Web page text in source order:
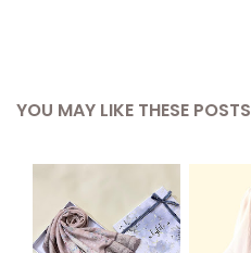
YOU MAY LIKE THESE POSTS